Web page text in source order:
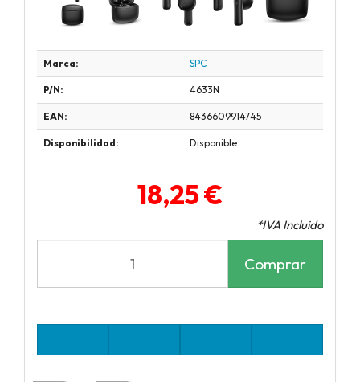
Marca: SPC
P/N: 4633N
EAN: 8436609914745
Disponibilidad: Disponible
18,25 €
*IVA Incluido
Comprar